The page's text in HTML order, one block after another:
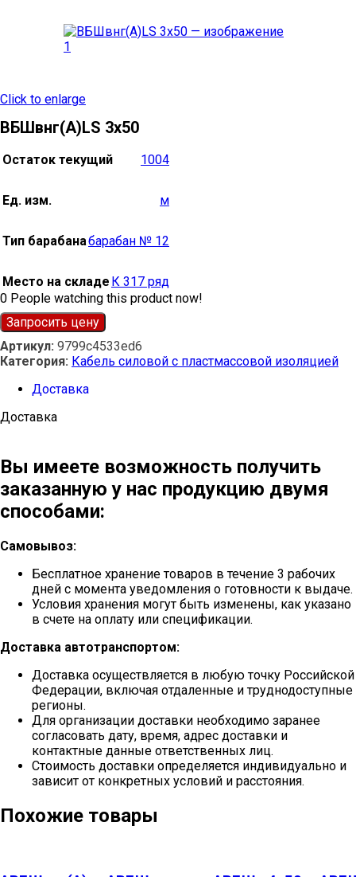
Click to enlarge
ВБШвнг(А)LS 3х50
Остаток текущий 1004
Ед. изм. м
Тип барабанабарабан № 12
Место на складе К 317 ряд
0 People watching this product now!
Запросить цену
Артикул: 9799c4533ed6
Категория: Кабель силовой с пластмассовой изоляцией
Доставка
Доставка
Вы имеете возможность получить
заказанную у нас продукцию двумя
способами:
Самовывоз:
Бесплатное хранение товаров в течение 3 рабочих
дней с момента уведомления о готовности к выдаче.
Условия хранения могут быть изменены, как указано
в счете на оплату или спецификации.
Доставка автотранспортом:
Доставка осуществляется в любую точку Российской
Федерации, включая отдаленные и труднодоступные
регионы.
Для организации доставки необходимо заранее
согласовать дату, время, адрес доставки и
контактные данные ответственных лиц.
Стоимость доставки определяется индивидуально и
зависит от конкретных условий и расстояния.
Похожие товары